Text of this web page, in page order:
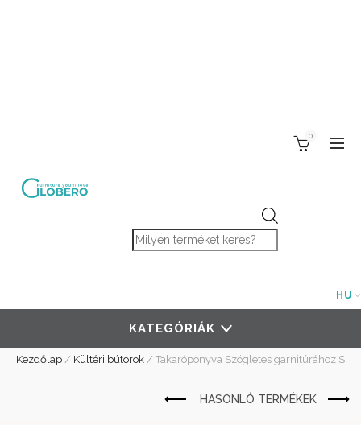
Products search
0
HU
KATEGÓRIÁK
Kezdőlap / Kültéri bútorok / Takaróponyva Szögletes garnitúrához S